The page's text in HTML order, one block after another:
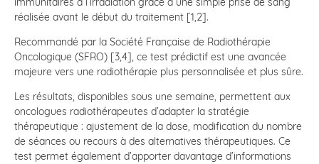
réalisée avant le début du traitement [1,2].
Recommandé par la Société Française de Radiothérapie
Oncologique (SFRO) [3,4], ce test prédictif est une avancée
majeure vers une radiothérapie plus personnalisée et plus sûre.
Les résultats, disponibles sous une semaine, permettent aux
oncologues radiothérapeutes d’adapter la stratégie
thérapeutique : ajustement de la dose, modification du nombre
de séances ou recours à des alternatives thérapeutiques. Ce
test permet également d’apporter davantage d’informations